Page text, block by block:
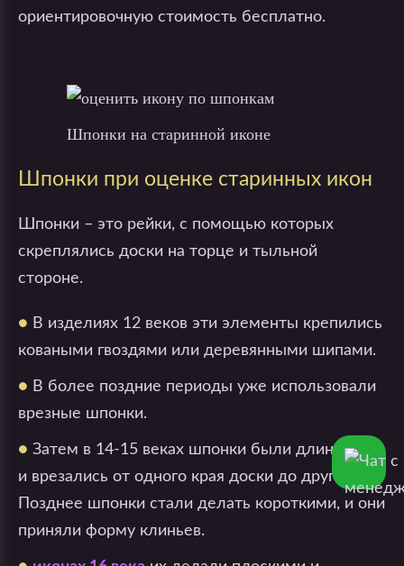
ориентировочную стоимость бесплатно.
Шпонки на старинной иконе
Шпонки при оценке старинных икон
Шпонки – это рейки, с помощью которых
скреплялись доски на торце и тыльной
стороне.
● В изделиях 12 веков эти элементы крепились
коваными гвоздями или деревянными шипами.
● В более поздние периоды уже использовали
врезные шпонки.
● Затем в 14-15 веках шпонки были длинными
и врезались от одного края доски до другого.
Позднее шпонки стали делать короткими, и они
приняли форму клиньев.